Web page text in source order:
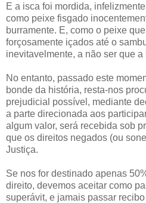
E a isca foi mordida,
como peixe fisgado
burramente. E, como o peixe
forçosamente içados até o
inevitavelmente, a não ser que a
No entanto, passado este
bonde da história, resta-nos
prejudicial possível, mediante
a parte direcionada aos
algum valor, será recebida sob
que os direitos negados (ou
Justiça.
Se nos for destinado apenas
direito, devemos aceitar como
superávit, e jamais passar